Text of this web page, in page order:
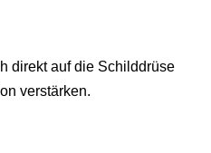
direkt auf die Schilddrüse
verstärken.